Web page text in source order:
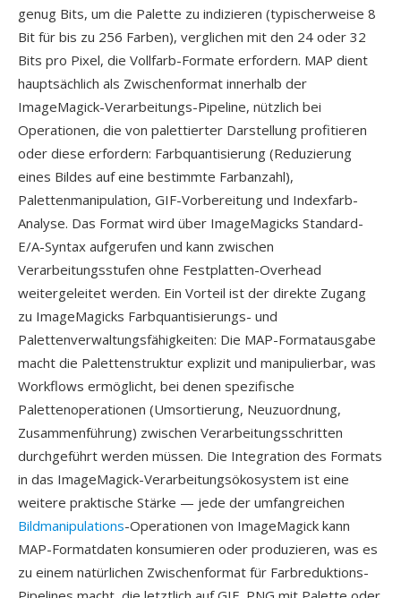
genug Bits, um die Palette zu indizieren (typischerweise 8
Bit für bis zu 256 Farben), verglichen mit den 24 oder 32
Bits pro Pixel, die Vollfarb-Formate erfordern. MAP dient
hauptsächlich als Zwischenformat innerhalb der
ImageMagick-Verarbeitungs-Pipeline, nützlich bei
Operationen, die von palettierter Darstellung profitieren
oder diese erfordern: Farbquantisierung (Reduzierung
eines Bildes auf eine bestimmte Farbanzahl),
Palettenmanipulation, GIF-Vorbereitung und Indexfarb-
Analyse. Das Format wird über ImageMagicks Standard-
E/A-Syntax aufgerufen und kann zwischen
Verarbeitungsstufen ohne Festplatten-Overhead
weitergeleitet werden. Ein Vorteil ist der direkte Zugang
zu ImageMagicks Farbquantisierungs- und
Palettenverwaltungsfähigkeiten: Die MAP-Formatausgabe
macht die Palettenstruktur explizit und manipulierbar, was
Workflows ermöglicht, bei denen spezifische
Palettenoperationen (Umsortierung, Neuzuordnung,
Zusammenführung) zwischen Verarbeitungsschritten
durchgeführt werden müssen. Die Integration des Formats
in das ImageMagick-Verarbeitungsökosystem ist eine
weitere praktische Stärke — jede der umfangreichen
Bildmanipulations-Operationen von ImageMagick kann
MAP-Formatdaten konsumieren oder produzieren, was es
zu einem natürlichen Zwischenformat für Farbreduktions-